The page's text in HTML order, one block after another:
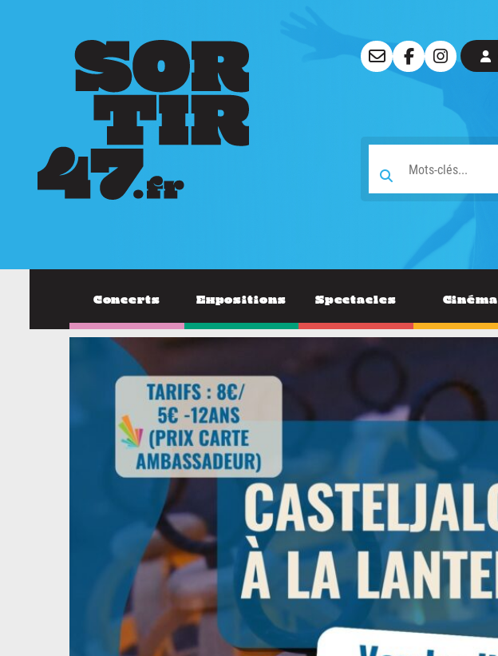
Concerts Expositions Spectacles Cinéma